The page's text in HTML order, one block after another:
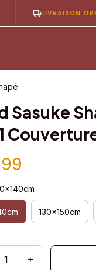
LIVRAISON GRATUITE
Sasuke
130x150cm